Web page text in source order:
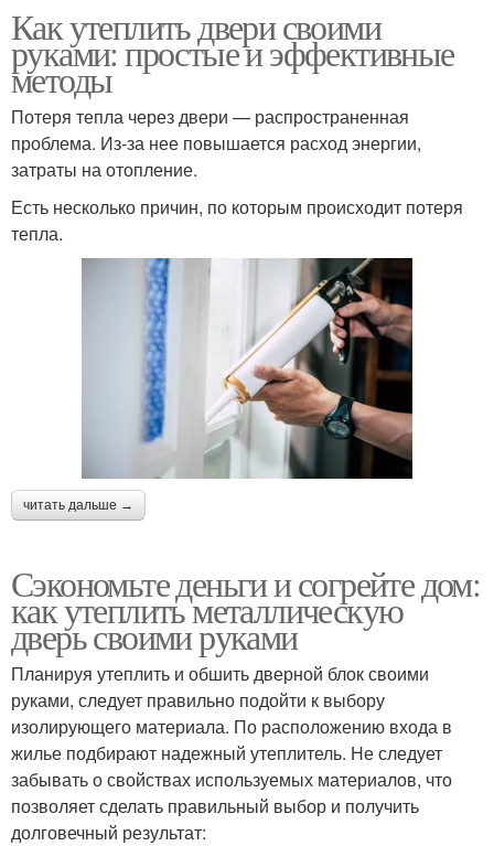
Как утеплить двери своими
руками: простые и эффективные
методы
Потеря тепла через двери — распространенная
проблема. Из-за нее повышается расход энергии,
затраты на отопление.
Есть несколько причин, по которым происходит потеря
тепла.
читать дальше →
Сэкономьте деньги и согрейте дом:
как утеплить металлическую
дверь своими руками
Планируя утеплить и обшить дверной блок своими
руками, следует правильно подойти к выбору
изолирующего материала. По расположению входа в
жилье подбирают надежный утеплитель. Не следует
забывать о свойствах используемых материалов, что
позволяет сделать правильный выбор и получить
долговечный результат: